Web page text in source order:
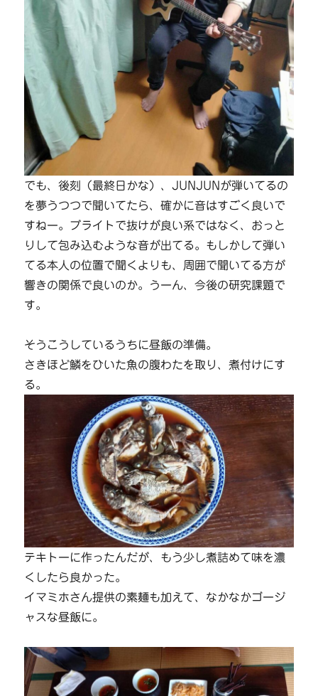
でも、後刻（最終日かな）、JUNJUNが弾いてるの
を夢うつつで聞いてたら、確かに音はすごく良いで
すねー。ブライトで抜けが良い系ではなく、おっと
りして包み込むような音が出てる。もしかして弾い
てる本人の位置で聞くよりも、周囲で聞いてる方が
響きの関係で良いのか。うーん、今後の研究課題で
す。
そうこうしているうちに昼飯の準備。
さきほど鱗をひいた魚の腹わたを取り、煮付けにす
る。
テキトーに作ったんだが、もう少し煮詰めて味を濃
くしたら良かった。
イマミホさん提供の素麺も加えて、なかなかゴージ
ャスな昼飯に。